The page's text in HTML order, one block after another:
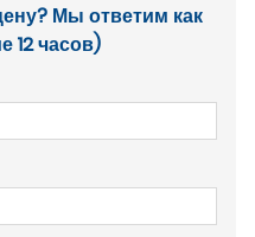
Мы ответим как
12 часов)